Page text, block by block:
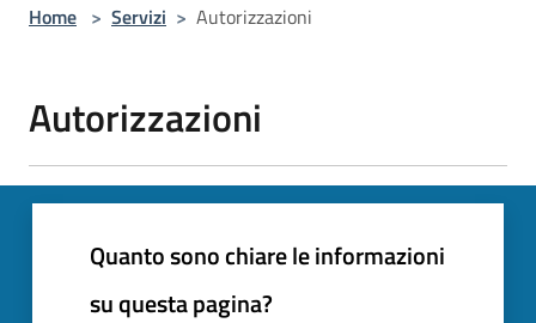
Home > Servizi > Autorizzazioni
Autorizzazioni
Quanto sono chiare le informazioni
su questa pagina?